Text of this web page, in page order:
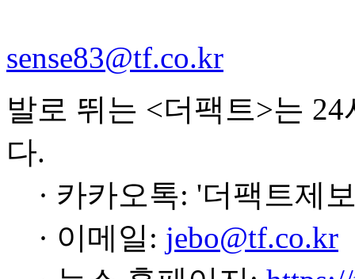
sense83@tf.co.kr
발로 뛰는 <더팩트>는
다.
· 카카오톡: '더팩트제
· 이메일: jebo@tf.co.kr